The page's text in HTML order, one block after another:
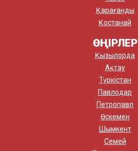
Қарағанды
Қостанай
ӨҢІРЛЕР
Қызылорда
Ақтау
Түркістан
Павлодар
Петропавл
Өскемен
Шымкент
Семей